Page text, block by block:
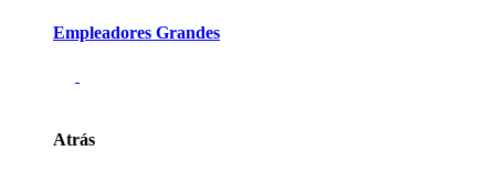
Empleadores Grandes
Atrás